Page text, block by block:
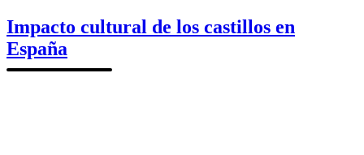
Navarra
Impacto cultural de los castillos en
España